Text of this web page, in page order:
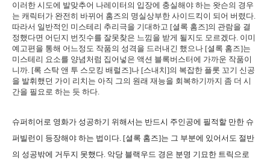
이러한 시도에 발맞추어 나레이터의 입장에 충실해야 하는 왓슨의 경우
는 캐릭터가 완전히 바뀌어 홈즈의 명실상부한 사이드킥이 되어 버렸다.
따라서 일반적인 미스테리 추리극을 기대하고 [셜록 홈즈]의 관람을 결
정했다면 어딘지 번짓수를 잘못찾은 느낌을 받게 될지도 모르겠다. 이미
예고편을 통해 어느정도 작품의 성격을 드러내긴 했으나 [셜록 홈즈]는
미스테리 요소를 양념처럼 집어넣은 액션 블록버스터에 가까운 작품이
니까. [록 스탁 앤 투 스모킹 배럴즈]나 [스내치]의 복잡한 플롯 꼬기 신공
을 발휘했던 가이 리치는 아직 그의 원래 재능을 회복하기까지 좀 더 시
간을 필요로 하는 듯 하다.
슈퍼히어로 영화가 성공하기 위해서는 반드시 주인공에 필적할 만한 슈
퍼빌런이 등장해야 하는 법이다. [셜록 홈즈]는 그 부분에 있어서도 절반
의 성공밖에 거두지 못했다. 악당 블랙우드 경은 분명 기묘한 트릭으로